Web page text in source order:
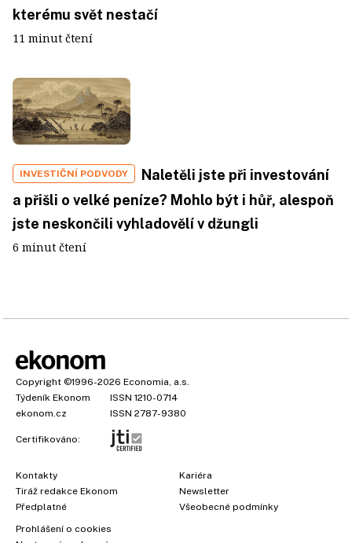
kterému svět nestačí
11 minut čtení
INVESTIČNÍ PODVODY
Naletěli jste při investování
a přišli o velké peníze? Mohlo být i hůř, alespoň
jste neskončili vyhladovělí v džungli
6 minut čtení
Copyright ©1996-2026 Economia, a.s.
Týdeník Ekonom
ISSN 1210-0714
ekonom.cz
ISSN 2787-9380
Certifikováno:
Kontakty
Tiráž redakce Ekonom
Předplatné
Kariéra
Newsletter
Všeobecné podmínky
Prohlášení o cookies